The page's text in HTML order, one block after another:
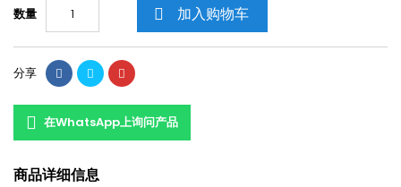
数量  加入购物车
分享
在WhatsApp上询问产品
商品详细信息